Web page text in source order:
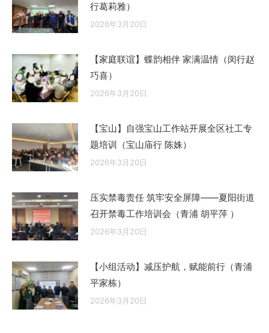
行葛莉雅）
2026年3月20日
【家庭联谊】蝶韵相伴 家满温情（闵行赵
巧喜）
2026年3月20日
【宝山】自强宝山工作站开展全区社工专
题培训（宝山庙行 陈姝）
2026年3月20日
压实禁毒责任 筑牢安全屏障——夏阳街道
召开禁毒工作培训会（青浦 胡平萍 ）
2026年3月20日
【小组活动】减压护航，赋能前行（青浦
平家栋）
2026年3月20日